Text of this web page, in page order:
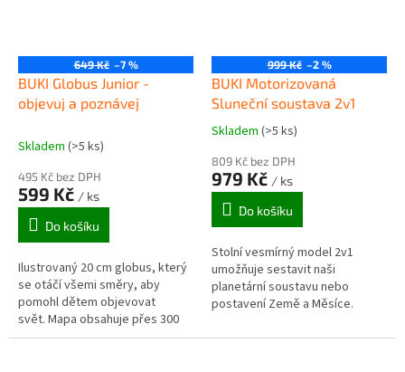
649 Kč –7 %
BUKI Globus Junior -
objevuj a poznávej
Skladem (>5 ks)
495 Kč bez DPH
599 Kč / ks
Do košíku
Ilustrovaný 20 cm globus, který
se otáčí všemi směry, aby
pomohl dětem objevovat
svět. Mapa obsahuje přes 300
kreseb: zvířata, památky,
999 Kč –2 %
BUKI Motorizovaná
Sluneční soustava 2v1
Průměrné
produktu
je
5,0
hvězdiček.
Skladem (>5 ks)
809 Kč bez DPH
979 Kč / ks
Do košíku
Stolní vesmírný model 2v1
umožňuje sestavit naši
planetární soustavu nebo
postavení Země a Měsíce.
stavebnici, kde pomocí